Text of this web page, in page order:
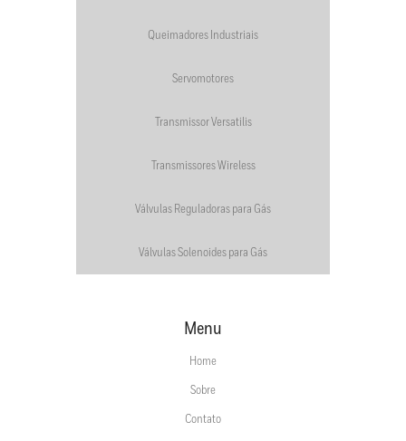
Queimadores Industriais
Servomotores
Transmissor Versatilis
Transmissores Wireless
Válvulas Reguladoras para Gás
Válvulas Solenoides para Gás
Menu
Home
Sobre
Contato